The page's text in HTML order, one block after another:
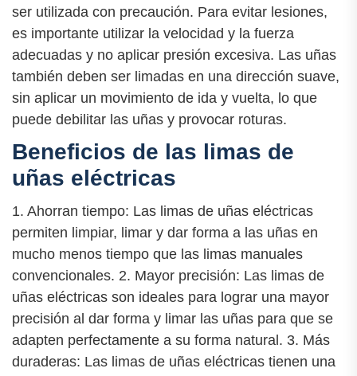
ser utilizada con precaución. Para evitar lesiones,
es importante utilizar la velocidad y la fuerza
adecuadas y no aplicar presión excesiva. Las uñas
también deben ser limadas en una dirección suave,
sin aplicar un movimiento de ida y vuelta, lo que
puede debilitar las uñas y provocar roturas.
Beneficios de las limas de
uñas eléctricas
1. Ahorran tiempo: Las limas de uñas eléctricas
permiten limpiar, limar y dar forma a las uñas en
mucho menos tiempo que las limas manuales
convencionales. 2. Mayor precisión: Las limas de
uñas eléctricas son ideales para lograr una mayor
precisión al dar forma y limar las uñas para que se
adapten perfectamente a su forma natural. 3. Más
duraderas: Las limas de uñas eléctricas tienen una